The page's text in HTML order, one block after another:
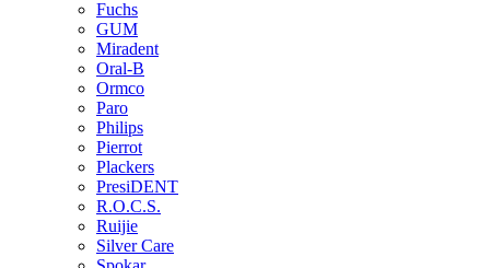
Fuchs
GUM
Miradent
Oral-B
Ormco
Paro
Philips
Pierrot
Plackers
PresiDENT
R.O.C.S.
Ruijie
Silver Care